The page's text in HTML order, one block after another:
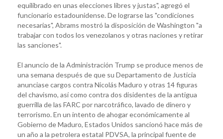
equilibrado en unas elecciones libres y justas", agregó el
funcionario estadounidense. De lograrse las "condiciones
necesarias", Abrams mostró la disposición de Washington "a
trabajar con todos los venezolanos y otras naciones y retirar
las sanciones".
El anuncio de la Administración Trump se produce menos de
una semana después de que su Departamento de Justicia
anunciase cargos contra Nicolás Maduro y otras 14 figuras
del chavismo, así como contra dos disidentes de la antigua
guerrilla de las FARC por narcotráfico, lavado de dinero y
terrorismo. En un intento de ahogar económicamente al
Gobierno de Maduro, Estados Unidos sancionó hace más de
un año a la petrolera estatal PDVSA, la principal fuente de